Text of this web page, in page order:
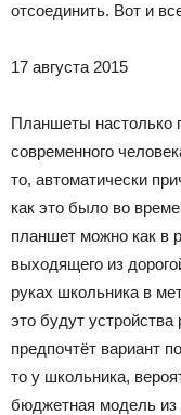
отсоединить. Вот и
17 августа 2015
Планшеты настолько
современного
то, автоматически
как это было во
планшет можно как в
выходящего из
руках школьника в
это будут
предпочтёт вариант
то у школьника,
бюджетная модель из